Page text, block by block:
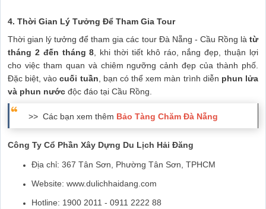
4. Thời Gian Lý Tưởng Để Tham Gia Tour
Thời gian lý tưởng để tham gia các tour Đà Nẵng - Cầu Rồng là từ
tháng 2 đến tháng 8, khi thời tiết khô ráo, nắng đẹp, thuận lợi
cho việc tham quan và chiêm ngưỡng cảnh đẹp của thành phố.
Đặc biệt, vàocuối tuần, bạn có thể xem màn trình diễn phun lửa
và phun nước độc đáo tại Cầu Rồng.
>> Các bạn xem thêm Bảo Tàng Chăm Đà Nẵng
Công Ty Cổ Phần Xây Dựng Du Lịch Hải Đăng
Địa chỉ: 367 Tân Sơn, Phường Tân Sơn, TPHCM
Website: www.dulichhaidang.com
Hotline: 1900 2011 - 0911 2222 88